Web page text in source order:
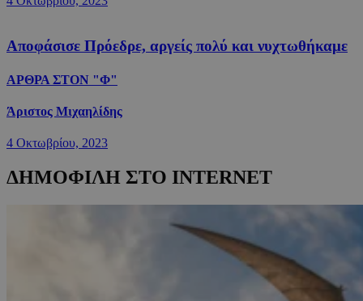
Αποφάσισε Πρόεδρε, αργείς πολύ και νυχτωθήκαμε
ΑΡΘΡΑ ΣΤΟΝ "Φ"
Άριστος Μιχαηλίδης
4 Οκτωβρίου, 2023
ΔΗΜΟΦΙΛΗ ΣΤΟ INTERNET